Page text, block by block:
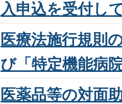
入申込を受付し
医療法施行規則
び「特定機能病
医薬品等の対面